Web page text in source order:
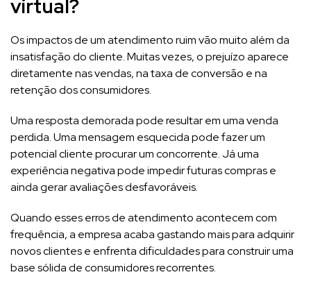
virtual?
Os impactos de um atendimento ruim vão muito além da
insatisfação do cliente. Muitas vezes, o prejuízo aparece
diretamente nas vendas, na taxa de conversão e na
retenção dos consumidores.
Uma resposta demorada pode resultar em uma venda
perdida. Uma mensagem esquecida pode fazer um
potencial cliente procurar um concorrente. Já uma
experiência negativa pode impedir futuras compras e
ainda gerar avaliações desfavoráveis.
Quando esses erros de atendimento acontecem com
frequência, a empresa acaba gastando mais para adquirir
novos clientes e enfrenta dificuldades para construir uma
base sólida de consumidores recorrentes.